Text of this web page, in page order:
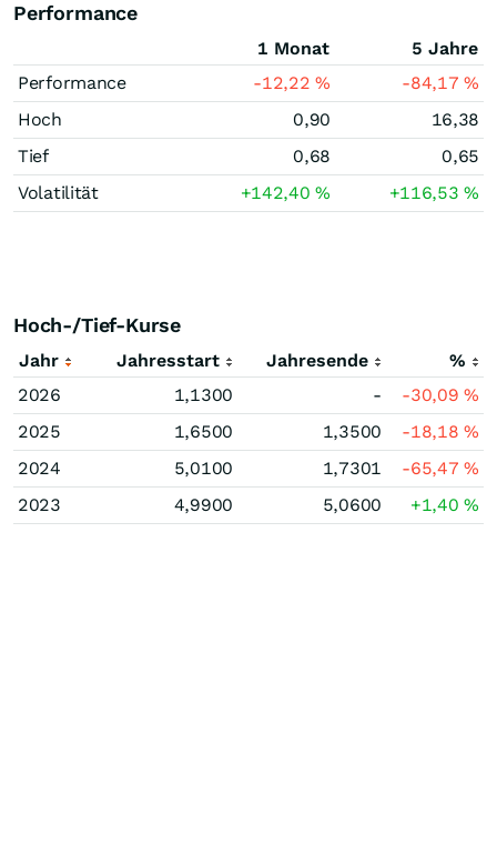
Performance
1 Monat
5 Jahre
Performance
-12,22% -84,17%
Hoch
0,90
16,38
Tief
0,68
0,65
Volatilität
+142,40% +116,53%
Hoch-/Tief-Kurse
Jahr Jahresstart Jahresende
%
2026
1,1300 - -30,09%
2025
1,6500 1,3500 -18,18%
2024
5,0100 1,7301 -65,47%
2023
4,9900 5,0600 +1,40%